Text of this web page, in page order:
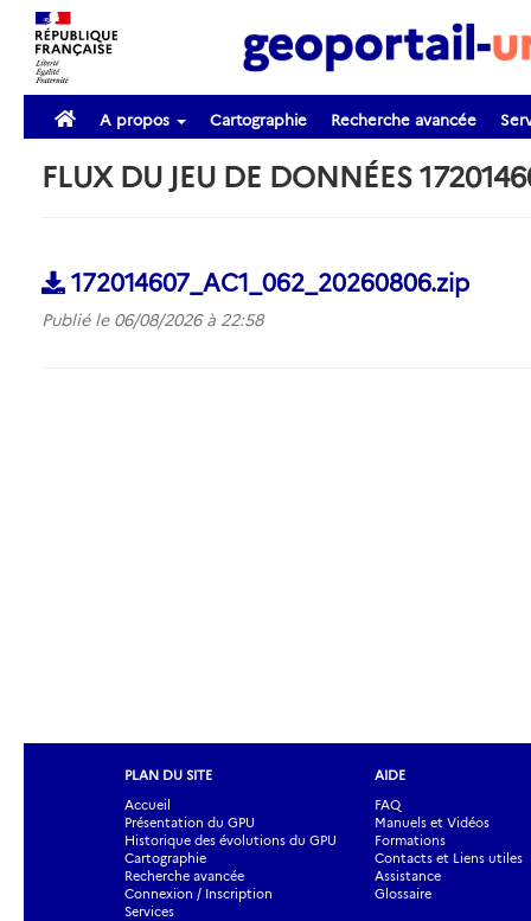
A propos Cartographie Recherche avancée
FLUX DU JEU DE DONNÉES
172014607_AC1_062_20260806.zip
Publié le 06/08/2026 à 22:58
PLAN DU SITE
Accueil
Présentation du GPU
Historique des évolutions du GPU
Cartographie
Recherche avancée
Connexion / Inscription
Services
AIDE
FAQ
Manuels et Vidéos
Formations
Contacts et Liens utiles
Assistance
Glossaire